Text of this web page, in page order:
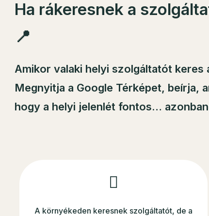
Ha rákeresnek a
📍
Amikor valaki helyi szolgáltatót keres
Megnyitja a Google Térképet, beírja,
hogy a helyi jelenlét fontos…
A környékeden keresnek szolgáltatót, de a